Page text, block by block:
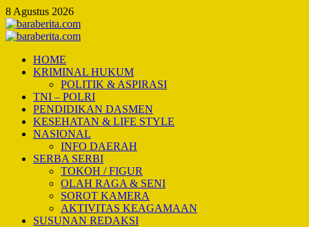
Skip
to
content
8 Agustus 2026
Primary
HOME
KRIMINAL HUKUM
POLITIK & ASPIRASI
TNI – POLRI
PENDIDIKAN DASMEN
KESEHATAN & LIFE STYLE
NASIONAL
INFO DAERAH
SERBA SERBI
TOKOH / FIGUR
OLAH RAGA & SENI
SOROT KAMERA
AKTIVITAS KEAGAMAAN
SUSUNAN REDAKSI